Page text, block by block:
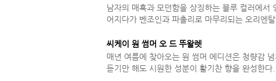
남자의 매혹과 모던함을 상징하는 블루 컬러에서
어지다가 벤조인과 파촐리로 마무리되는 오리엔
씨케이 원 썸머 오 드 뚜왈렛
매년 여름에 찾아오는 원 썸머 에디션은 청량감
듣기만 해도 시원한 성분이 활기찬 향을 완성한